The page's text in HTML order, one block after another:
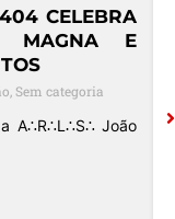
CELEBRA
MAGNA E
Sem categoria
A∴R∴L∴S∴ João